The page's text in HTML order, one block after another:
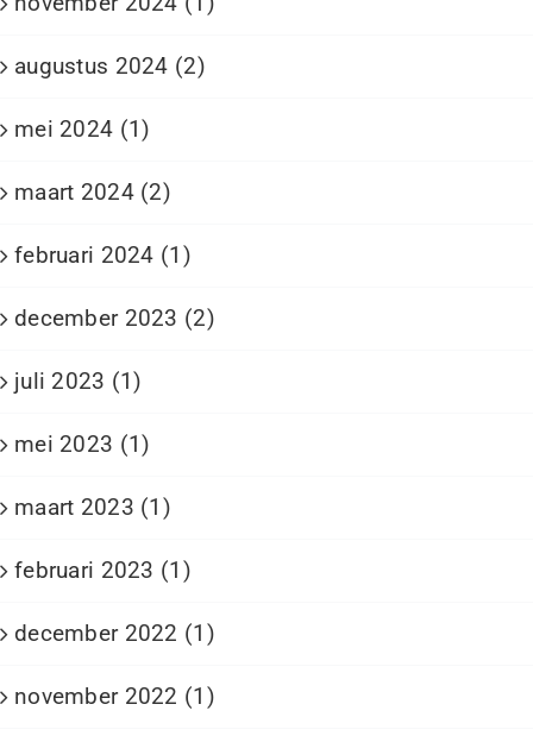
augustus 2024 (2)
mei 2024 (1)
maart 2024 (2)
februari 2024 (1)
december 2023 (2)
juli 2023 (1)
mei 2023 (1)
maart 2023 (1)
februari 2023 (1)
december 2022 (1)
november 2022 (1)